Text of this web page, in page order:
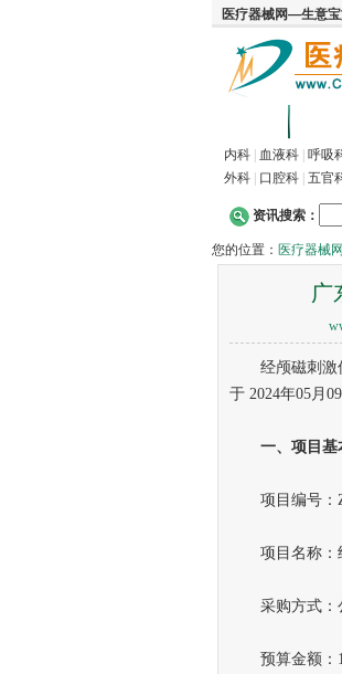
内科 血液科 呼吸
外科
口腔科 五官
资讯搜索：
您的位置： 医疗器械
广
经颅磁刺激仪
于 2024年05月
一、项目基
项目编号：
项目名称：
采购方式：
预算金额：